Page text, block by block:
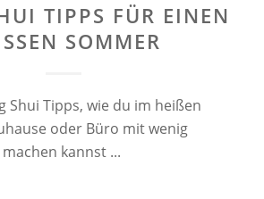
TIPPS FÜR EINEN
SOMMER
Shui Tipps, wie du im heißen
oder Büro mit wenig
kannst ...